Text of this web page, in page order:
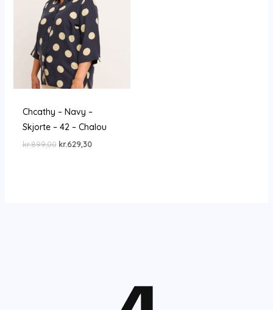
Chcathy – Navy –
Skjorte – 42 – Chalou
kr.899,00 Den
kr.629,30Den